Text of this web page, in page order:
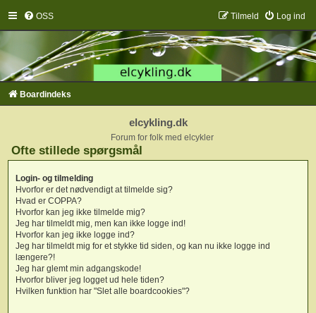
OSS Log ind
Tilmeld
Boardindeks
elcykling.dk
Forum for folk med elcykler
Ofte stillede spørgsmål
Login- og tilmelding
Hvorfor er det nødvendigt at tilmelde sig?
Hvad er COPPA?
Hvorfor kan jeg ikke tilmelde mig?
Jeg har tilmeldt mig, men kan ikke logge ind!
Hvorfor kan jeg ikke logge ind?
Jeg har tilmeldt mig for et stykke tid siden, og kan nu ikke logge ind
længere?!
Jeg har glemt min adgangskode!
Hvorfor bliver jeg logget ud hele tiden?
Hvilken funktion har "Slet alle boardcookies"?